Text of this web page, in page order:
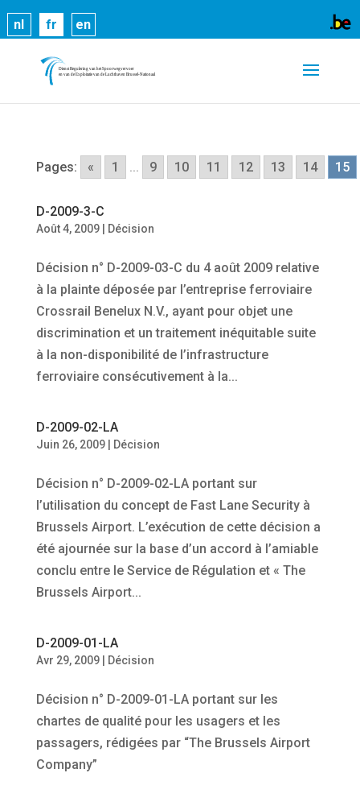
nl fr en
Pages: « 1 ... 9 10 11 12 13 14 15
D-2009-3-C
Août 4, 2009| Décision
Décision n° D-2009-03-C du 4 août 2009 relative
à la plainte déposée par l’entreprise ferroviaire
Crossrail Benelux N.V., ayant pour objet une
discrimination et un traitement inéquitable suite
à la non-disponibilité de l’infrastructure
ferroviaire consécutivement à la...
D-2009-02-LA
Juin 26, 2009| Décision
Décision n° D-2009-02-LA portant sur
l’utilisation du concept de Fast Lane Security à
Brussels Airport. L’exécution de cette décision a
été ajournée sur la base d’un accord à l’amiable
conclu entre le Service de Régulation et « The
Brussels Airport...
D-2009-01-LA
Avr 29, 2009| Décision
Décision n° D-2009-01-LA portant sur les
chartes de qualité pour les usagers et les
passagers, rédigées par “The Brussels Airport
Company”
Les cookies nous permettent de vous proposer nos
services plus facilement. En utilisant nos services,
vous nous donnez expressément votre accord pour
exploiter ces cookies.